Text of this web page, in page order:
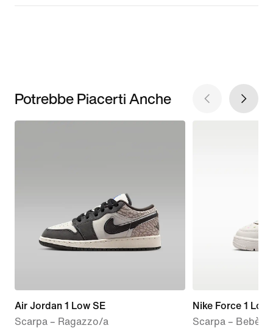
Potrebbe Piacerti Anche
Air Jordan 1 Low SE
Scarpa – Ragazzo/a
Nike Force 1 Low
Scarpa – Bebè e